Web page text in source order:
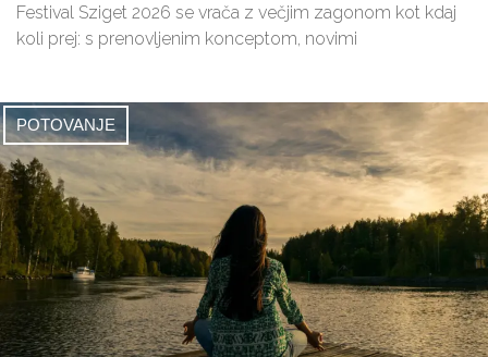
Festival Sziget 2026 se vrača z večjim zagonom kot kdaj
koli prej: s prenovljenim konceptom, novimi
POTOVANJE